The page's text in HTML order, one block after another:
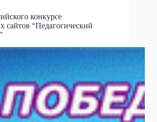
конкурсе
сайтов “Педагогический